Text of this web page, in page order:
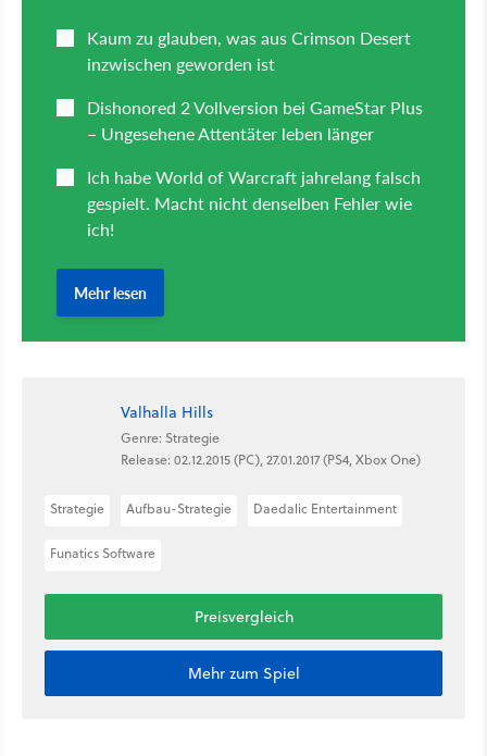
Valhalla Hills
Genre: Strategie
Release: 02.12.2015 (PC), 27.01.2017 (PS4, Xbox One)
Strategie Aufbau-Strategie Daedalic Entertainment
Funatics Software
Preisvergleich
Mehr zum Spiel